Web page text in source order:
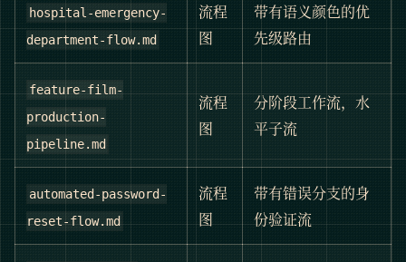
hospital-emergency-
department-flow.md
流程
图
带有语义颜色的优
先级路由
feature-film-
production-
pipeline.md
流程
图
分阶段工作流，水
平子流
automated-password-
reset-flow.md
流程
图
带有错误分支的身
份验证流